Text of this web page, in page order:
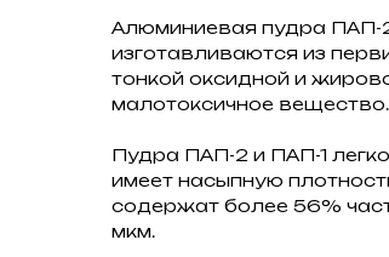
Алюминиевая пудра ПАП-
изготавливаются из
тонкой оксидной и
малотоксичное вещество.
Пудра ПАП-2 и ПАП-1
имеет насыпную
содержат более 56%
мкм.